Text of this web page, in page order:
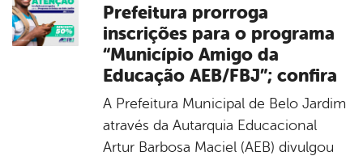
Prefeitura prorroga
inscrições para o programa
“Município Amigo da
Educação AEB/FBJ”; confira
A Prefeitura Municipal de Belo Jardim
através da Autarquia Educacional
Artur Barbosa Maciel (AEB) divulgou